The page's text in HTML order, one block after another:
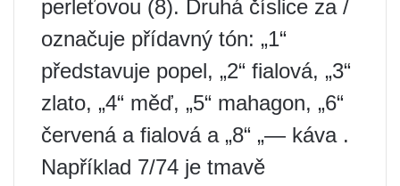
perleťovou (8). Druhá číslice za /
označuje přídavný tón: „1“
představuje popel, „2“ fialová, „3“
zlato, „4“ měď, „5“ mahagon, „6“
červená a fialová a „8“ „— káva .
Například 7/74 je tmavě